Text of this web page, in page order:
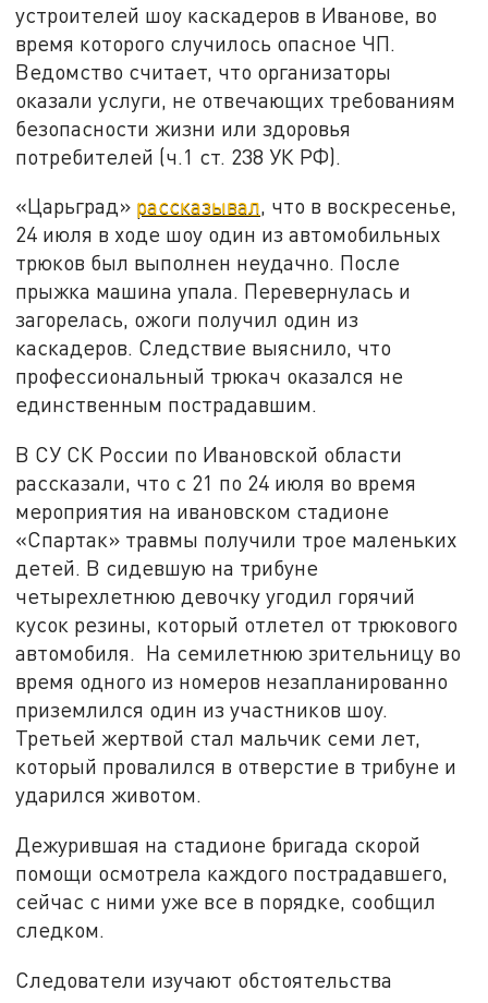
устроителей шоу каскадеров в Иванове, во
время которого случилось опасное ЧП.
Ведомство считает, что организаторы
оказали услуги, не отвечающих требованиям
безопасности жизни или здоровья
потребителей (ч.1 ст. 238 УК РФ).
«Царьград» рассказывал, что в воскресенье,
24 июля в ходе шоу один из автомобильных
трюков был выполнен неудачно. После
прыжка машина упала. Перевернулась и
загорелась, ожоги получил один из
каскадеров. Следствие выяснило, что
профессиональный трюкач оказался не
единственным пострадавшим.
В СУ СК России по Ивановской области
рассказали, что с 21 по 24 июля во время
мероприятия на ивановском стадионе
«Спартак» травмы получили трое маленьких
детей. В сидевшую на трибуне
четырехлетнюю девочку угодил горячий
кусок резины, который отлетел от трюкового
автомобиля. На семилетнюю зрительницу во
время одного из номеров незапланированно
приземлился один из участников шоу.
Третьей жертвой стал мальчик семи лет,
который провалился в отверстие в трибуне и
ударился животом.
Дежурившая на стадионе бригада скорой
помощи осмотрела каждого пострадавшего,
сейчас с ними уже все в порядке, сообщил
следком.
Следователи изучают обстоятельства